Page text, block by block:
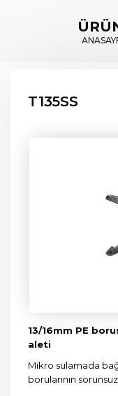
T135SS
13/16mm PE
aleti
Mikro sulamada
borularının